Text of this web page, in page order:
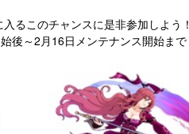
るこのチャンスに是非参加しよう！
後～2月16日メンテナンス開始まで